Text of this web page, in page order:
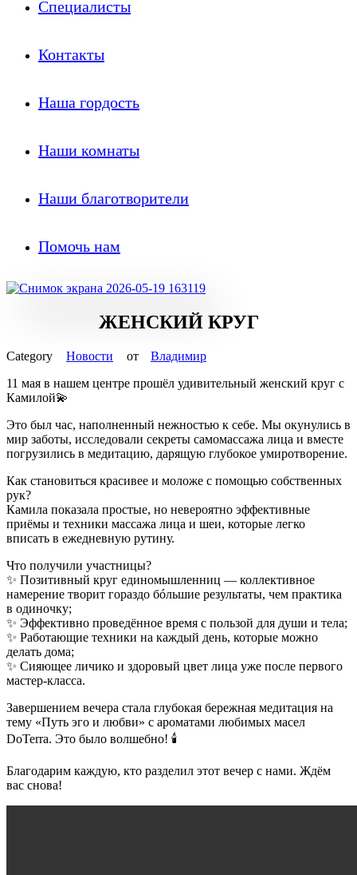
Специалисты
Контакты
Наша гордость
Наши комнаты
Наши благотворители
Помочь нам
ЖЕНСКИЙ КРУГ
от Владимир
Новости
11 мая в нашем центре прошёл удивительный женский круг с
Камилой💫
Это был час, наполненный нежностью к себе. Мы окунулись в
мир заботы, исследовали секреты самомассажа лица и вместе
погрузились в медитацию, дарящую глубокое умиротворение.
Как становиться красивее и моложе с помощью собственных
рук?
Камила показала простые, но невероятно эффективные
приёмы и техники массажа лица и шеи, которые легко
вписать в ежедневную рутину.
Что получили участницы?
✨ Позитивный круг единомышленниц — коллективное
намерение творит гораздо бóльшие результаты, чем практика
в одиночку;
✨ Эффективно проведённое время с пользой для души и тела;
✨ Работающие техники на каждый день, которые можно
делать дома;
✨ Сияющее личико и здоровый цвет лица уже после первого
мастер-класса.
Завершением вечера стала глубокая бережная медитация на
тему «Путь эго и любви» с ароматами любимых масел
DoTerra. Это было волшебно! 🕯️
Благодарим каждую, кто разделил этот вечер с нами. Ждём
вас снова!